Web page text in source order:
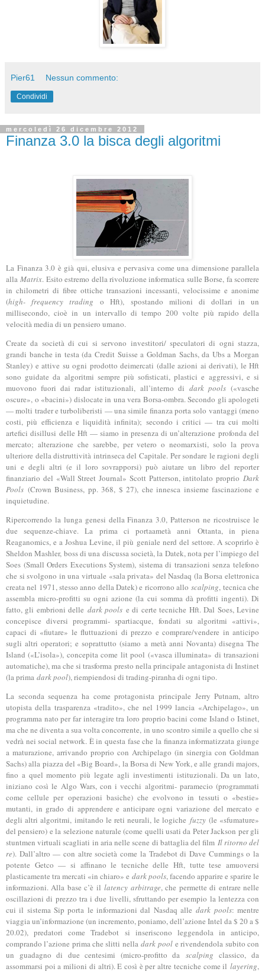
Pier61 Nessun commento:
Condividi
mercoledì 26 dicembre 2012
Finanza 3.0 la bisca degli algoritmi
La Finanza 3.0 è già qui, elusiva e pervasiva come una dimensione parallela
allaMatrix. Esito estremo della rivoluzione informatica sulle Borse, fa scorrere
in chilometri di fibre ottiche transazioni incessanti, velocissime e anonime
(high- frequency trading o Hft), spostando milioni di dollari in un
millisecondo, cioè in un intervallo di tempo 200 volte più rapido della
velocità media di un pensiero umano.
Create da società di cui si servono investitori/ speculatori di ogni stazza,
grandi banche in testa (da Credit Suisse a Goldman Sachs, da Ubs a Morgan
Stanley) e attive su ogni prodotto deimercati (dalle azioni ai derivati), le Hft
sono guidate da algoritmi sempre più sofisticati, plastici e aggressivi, e si
muovono fuori dai radar istituzionali, all’interno di dark pools(«vasche
oscure», o «bacini») dislocate in una vera Borsa-ombra. Secondo gli apologeti
— molti trader e turboliberisti — una simile finanza porta solo vantaggi (meno
costi, più efficienza e liquidità infinita); secondo i critici — tra cui molti
artefici disillusi delle Hft — siamo in presenza di un’alterazione profonda del
mercato; alterazione che sarebbe, per vetero o neomarxisti, solo la prova
ulteriore della distruttività intrinseca del Capitale. Per sondare le ragioni degli
uni e degli altri (e il loro sovrapporsi) può aiutare un libro del reporter
finanziario del «Wall Street Journal» Scott Patterson, intitolato proprio Dark
Pools (Crown Business, pp. 368, $ 27), che innesca insieme fascinazione e
inquietudine.
Ripercorrendo la lunga genesi della Finanza 3.0, Patterson ne ricostruisce le
due sequenze-chiave. La prima ci portaametà anni Ottanta, in piena
Reaganomics, e a Joshua Levine, il più geniale nerd del settore. A scoprirlo è
Sheldon Mashler, boss di una discussa società, la Datek, nota per l’impiego del
Soes (Small Orders Executions System), sistema di transazioni senza telefono
che si svolgono in una virtuale «sala privata» del Nasdaq (la Borsa elettronica
creata nel 1971, stesso anno della Datek) e ricorrono allo scalping, tecnica che
assembla micro-profitti su ogni azione (la cui somma dà profitti ingenti). Di
fatto, gli embrioni delle dark pools e di certe tecniche Hft. Dal Soes, Levine
concepisce diversi programmi- spartiacque, fondati su algoritmi «attivi»,
capaci di «fiutare» le fluttuazioni di prezzo e comprare/vendere in anticipo
sugli altri operatori; e soprattutto (siamo a metà anni Novanta) disegna The
Island («L’isola»), concepita come lit pool («vasca illuminata» di transazioni
automatiche), ma che si trasforma presto nella principale antagonista di Instinet
(la prima dark pool), riempiendosi di trading-piranha di ogni tipo.
La seconda sequenza ha come protagonista principale Jerry Putnam, altro
utopista della trasparenza «tradito», che nel 1999 lancia «Archipelago», un
programma nato per far interagire tra loro proprio bacini come Island o Istinet,
ma che ne diventa a sua volta concorrente, in uno scontro simile a quello che si
vedrà nei social network. È in questa fase che la finanza informatizzata giunge
a maturazione, arrivando proprio con Archipelago (in sinergia con Goldman
Sachs) alla piazza del «Big Board», la Borsa di New York, e alle grandi majors,
fino a quel momento più legate agli investimenti istituzionali. Da un lato,
iniziano così le Algo Wars, con i vecchi algoritmi- paramecio (programmati
come cellule per operazioni basiche) che evolvono in tessuti o «bestie»
mutanti, in grado di apprendere e anticipare ogni variazione del mercato e
degli altri algoritmi, imitando le reti neurali, le logiche fuzzy(le «sfumature»
del pensiero) e la selezione naturale (come quelli usati da Peter Jackson per gli
stuntmen virtuali scagliati in aria nelle scene di battaglia del film Il ritorno del
re). Dall’altro — con altre società come la Tradebot di Dave Cummings o la
potente Getco — si affinano le tecniche delle Hft, tutte tese amuoversi
plasticamente tra mercati «in chiaro» e dark pools, facendo apparire e sparire le
informazioni. Alla base c’è illatency arbitrage, che permette di entrare nelle
oscillazioni di prezzo tra i due livelli, sfruttando per esempio la lentezza con
cui il sistema Sip porta le informazioni dal Nasdaq alledark pools: mentre
viaggia un’informazione (un incremento, poniamo, dell’azione Intel da $ 20 a $
20.02), predatori come Tradebot si inseriscono leggendola in anticipo,
comprando l’azione prima che slitti nelladark poole rivendendola subito con
un guadagno di due centesimi (micro-profitto da scalping classico, da
assommarsi poi a milioni di altri). E così è per altre tecniche come il layering,